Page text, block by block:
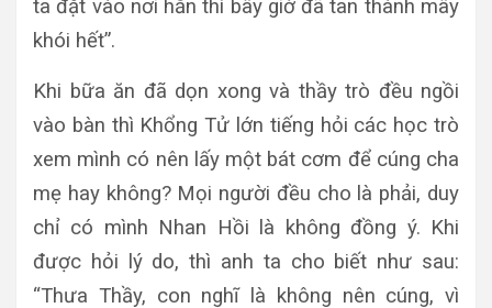
ta đặt vào nơi hắn thì bây giờ đã tan thành mây
khói hết”.
Khi bữa ăn đã dọn xong và thầy trò đều ngồi
vào bàn thì Khổng Tử lớn tiếng hỏi các học trò
xem mình có nên lấy một bát cơm để cúng cha
mẹ hay không? Mọi người đều cho là phải, duy
chỉ có mình Nhan Hồi là không đồng ý. Khi
được hỏi lý do, thì anh ta cho biết như sau:
“Thưa Thầy, con nghĩ là không nên cúng, vì